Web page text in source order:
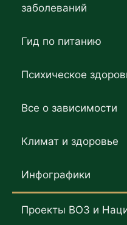
заболеваний
Гид по питанию
Психическое
Все о зависимости
Климат и здоровье
Инфографики
Проекты ВОЗ и